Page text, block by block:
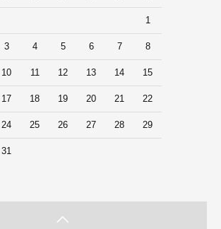
1
3 4 5 6 7 8
10 11 12 13 14 15
17 18 19 20 21 22
24 25 26 27 28 29
31